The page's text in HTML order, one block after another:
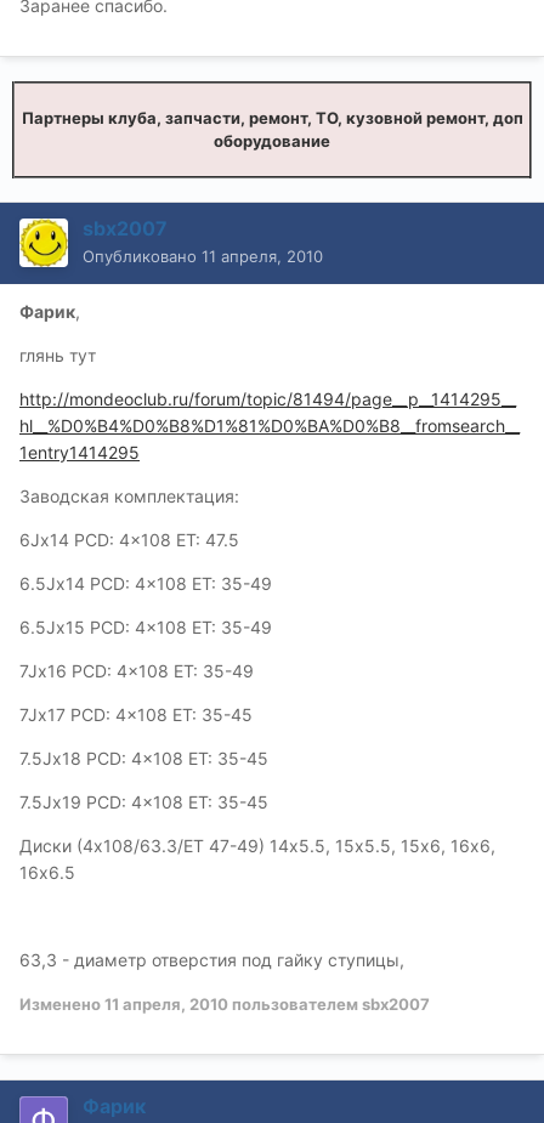
Заранее спасибо.
Партнеры клуба, запчасти, ремонт, ТО, кузовной ремонт, доп
оборудование
sbx2007
Опубликовано 11 апреля, 2010
Фарик,
глянь тут
http://mondeoclub.ru/forum/topic/81494/page__p__1414295__
hl__%D0%B4%D0%B8%D1%81%D0%BA%D0%B8__fromsearch__
1entry1414295
Заводская комплектация:
6Jx14 PCD: 4x108 ET: 47.5
6.5Jx14 PCD: 4x108 ET: 35-49
6.5Jx15 PCD: 4x108 ET: 35-49
7Jx16 PCD: 4x108 ET: 35-49
7Jx17 PCD: 4x108 ET: 35-45
7.5Jx18 PCD: 4x108 ET: 35-45
7.5Jx19 PCD: 4x108 ET: 35-45
Диски (4x108/63.3/ET 47-49) 14х5.5, 15х5.5, 15х6, 16х6,
16x6.5
63,3 - диаметр отверстия под гайку ступицы,
Изменено11 апреля, 2010 пользователем sbx2007
Фарик